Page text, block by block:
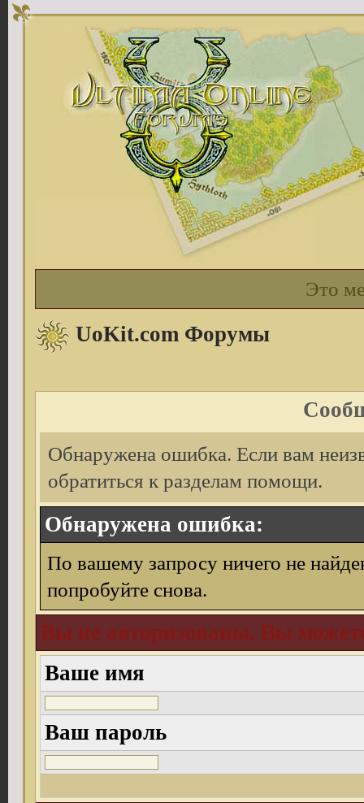
Это
UoKit.com Форумы
Обнаружена ошибка. Если вам
обратиться к разделам помощи.
Обнаружена ошибка:
По вашему запросу ничего не
попробуйте снова.
Вы не авторизованы. Вы
Ваше имя
Ваш пароль